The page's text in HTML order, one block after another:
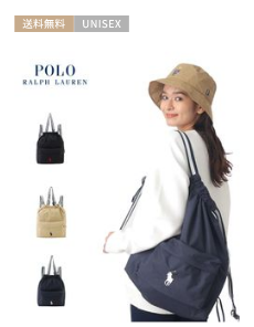
X